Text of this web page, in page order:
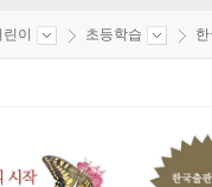
이 초등학습